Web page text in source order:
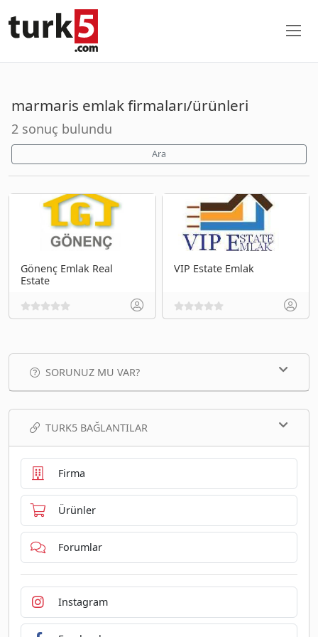
marmaris emlak firmaları/ürünleri
2 sonuç bulundu
Ara
Gönenç Emlak Real
Estate
VIP Estate Emlak
SORUNUZ MU VAR?
TURK5 BAĞLANTILAR
Firma
Ürünler
Forumlar
Instagram